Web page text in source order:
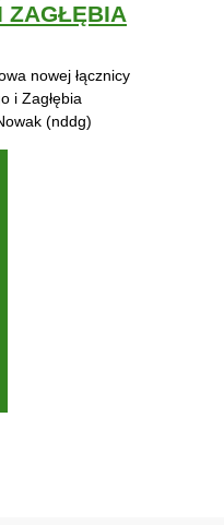
ZAGŁĘBIA
nowej łącznicy
i Zagłębia
(nddg)